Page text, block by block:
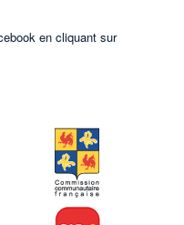
en cliquant sur